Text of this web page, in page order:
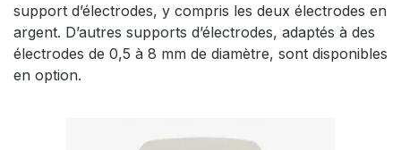
support d’électrodes, y compris les deux électrodes en
argent. D’autres supports d’électrodes, adaptés à des
électrodes de 0,5 à 8 mm de diamètre, sont disponibles
en option.